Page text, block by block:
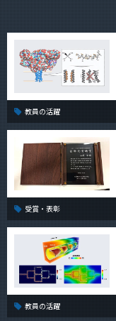
教員の活躍
受賞・表彰
教員の活躍